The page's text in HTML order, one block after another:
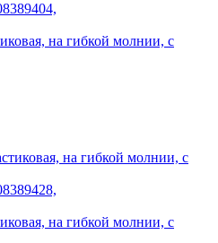
на гибкой молнии, с
на гибкой молнии, с